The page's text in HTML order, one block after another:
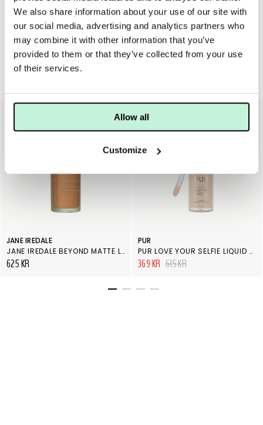
We also share information about your use of our site with
our social media, advertising and analytics partners who
may combine it with other information that you’ve
provided to them or that they’ve collected from your use
of their services.
Allow all
Customize
makeupsvamp eller puderpuff.
JANE IREDALE
JANE IREDALE BEYOND MATTE LIQUID FOUNDATION M12
625 KR
40%
PUR
PUR LOVE YOUR SELFIE LIQUID FOUNDATION TN1
369 KR 615 KR